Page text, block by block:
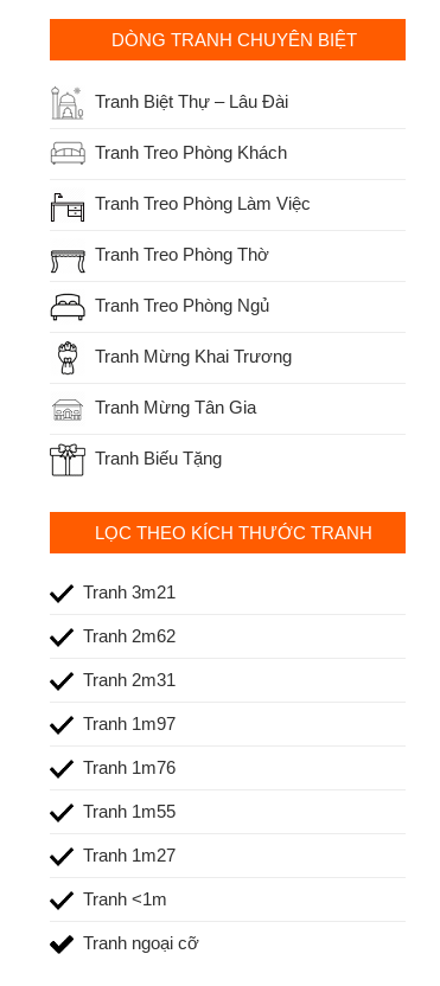
DÒNG TRANH CHUYÊN BIỆT
Tranh Biệt Thự – Lâu Đài
Tranh Treo Phòng Khách
Tranh Treo Phòng Làm Việc
Tranh Treo Phòng Thờ
Tranh Treo Phòng Ngủ
Tranh Mừng Khai Trương
Tranh Mừng Tân Gia
Tranh Biếu Tặng
LỌC THEO KÍCH THƯỚC TRANH
Tranh 3m21
Tranh 2m62
Tranh 2m31
Tranh 1m97
Tranh 1m76
Tranh 1m55
Tranh 1m27
Tranh <1m
Tranh ngoại cỡ